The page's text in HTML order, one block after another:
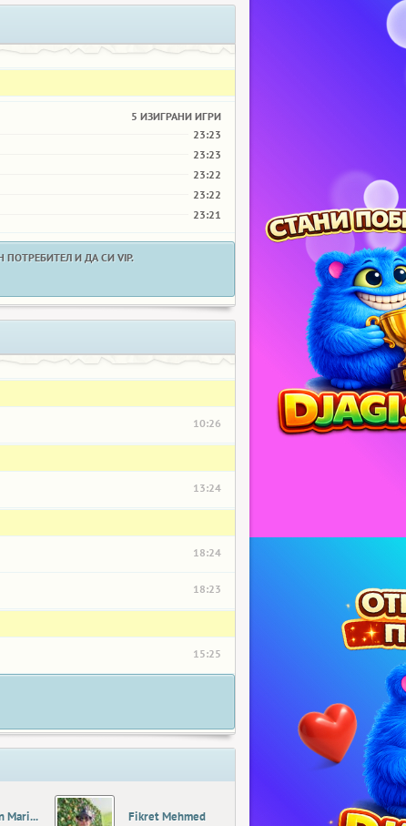
5 ИЗИГРАНИ ИГРИ
23:23
23:23
23:22
23:22
23:21
И ДА СИ VIP.
10:26
13:24
18:24
18:23
15:25
Tsvetelin Marinov01
Fikret Mehmed